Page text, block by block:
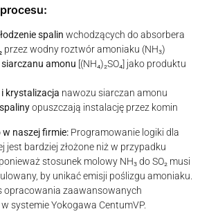
spalin wchodzących do absorbera
przez wodny roztwór amoniaku (NH₃)
amonu [(NH₄)₂SO₄] jako produktu
krystalizacja nawozu siarczan amonu
opuszczają instalację przez komin
naszej firmie: Programowanie logiki dla
jest bardziej złożone niż w przypadku
stosunek molowy NH₃ do SO₂ musi
by unikać emisji poślizgu amoniaku.
opracowania zaawansowanych
systemie Yokogawa CentumVP.